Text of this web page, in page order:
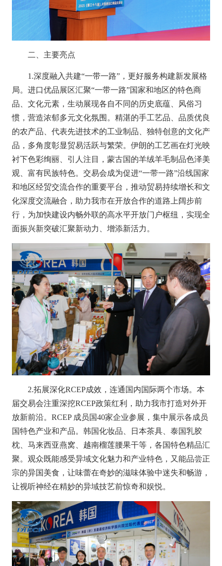
二、主要亮点
1.深度融入共建“一带一路”，更好服务构建新发展格
局。 进口优品展区汇聚“一带一路”国家和地区的特色商
品、文化元素，生动展现各自不同的历史底蕴、风俗习
惯，营造浓郁多元文化氛围。精湛的手工艺品、品质优良
的农产品、代表先进技术的工业制品、独特创意的文化产
品，多角度彰显贸易活跃与繁荣。伊朗的工艺画在灯光映
衬下色彩绚丽、引人注目，蒙古国的羊绒羊毛制品色泽美
观、富有民族特色。交易会成为促进“一带一路”沿线国家
和地区经贸交流合作的重要平台，推动贸易持续增长和文
化深度交流融合，助力我市在开放合作的道路上阔步前
行，为加快建设内畅外联的高水平开放门户枢纽，实现全
面振兴新突破汇聚新动力、增添新活力。
2.拓展深化RCEP成效，连通国内国际两个市场。 本
届交易会注重深挖RCEP政策红利，助力我市打造对外开
放新前沿。RCEP 成员国40家企业参展，集中展示各成员
国特色产业和产品。韩国化妆品、日本茶具、泰国乳胶
枕、马来西亚燕窝、越南榴莲腰果干等，各国特色精品汇
聚。观众既能感受异域文化魅力和产业特色， 又能品尝正
宗的异国美食，让味蕾在奇妙的滋味体验中迷失和畅游，
让视听神经在精妙的异域技艺前惊奇和娱悦。